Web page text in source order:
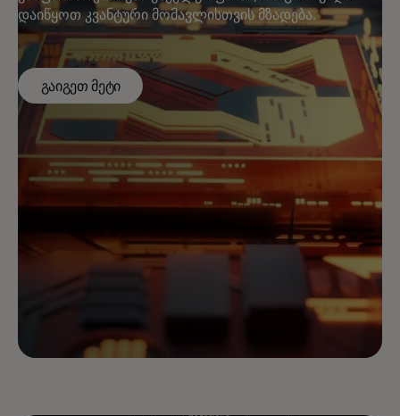
დაიწყოთ კვანტური მომავლისთვის მზადება.
გაიგეთ მეტი